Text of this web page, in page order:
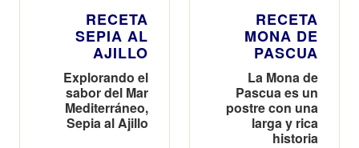
RECETA
SEPIA AL
AJILLO
Explorando el
sabor del Mar
Mediterráneo,
Sepia al Ajillo
RECETA
MONA DE
PASCUA
La Mona de
Pascua es un
postre con una
larga y rica
historia